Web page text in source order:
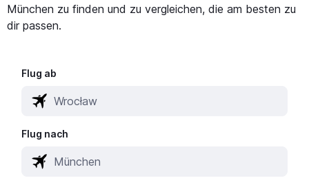
München zu finden und zu vergleichen, die am besten zu
dir passen.
Flug ab
Flug nach